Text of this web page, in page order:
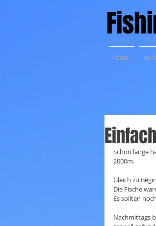
HOME INFO
Schon lange
2000m.
Gleich zu
Die Fische
Es sollten
Nachmittags